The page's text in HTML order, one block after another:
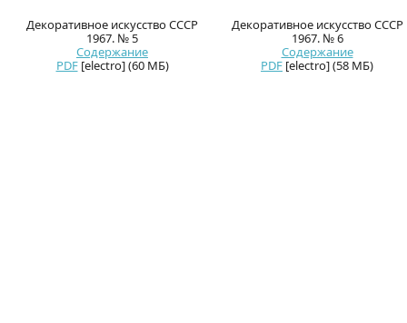
Декоративное искусство СССР
1967. № 5
Содержание
PDF[electro] (60 МБ)
Декоративное искусство СССР
1967. № 6
Содержание
PDF [electro] (58 МБ)